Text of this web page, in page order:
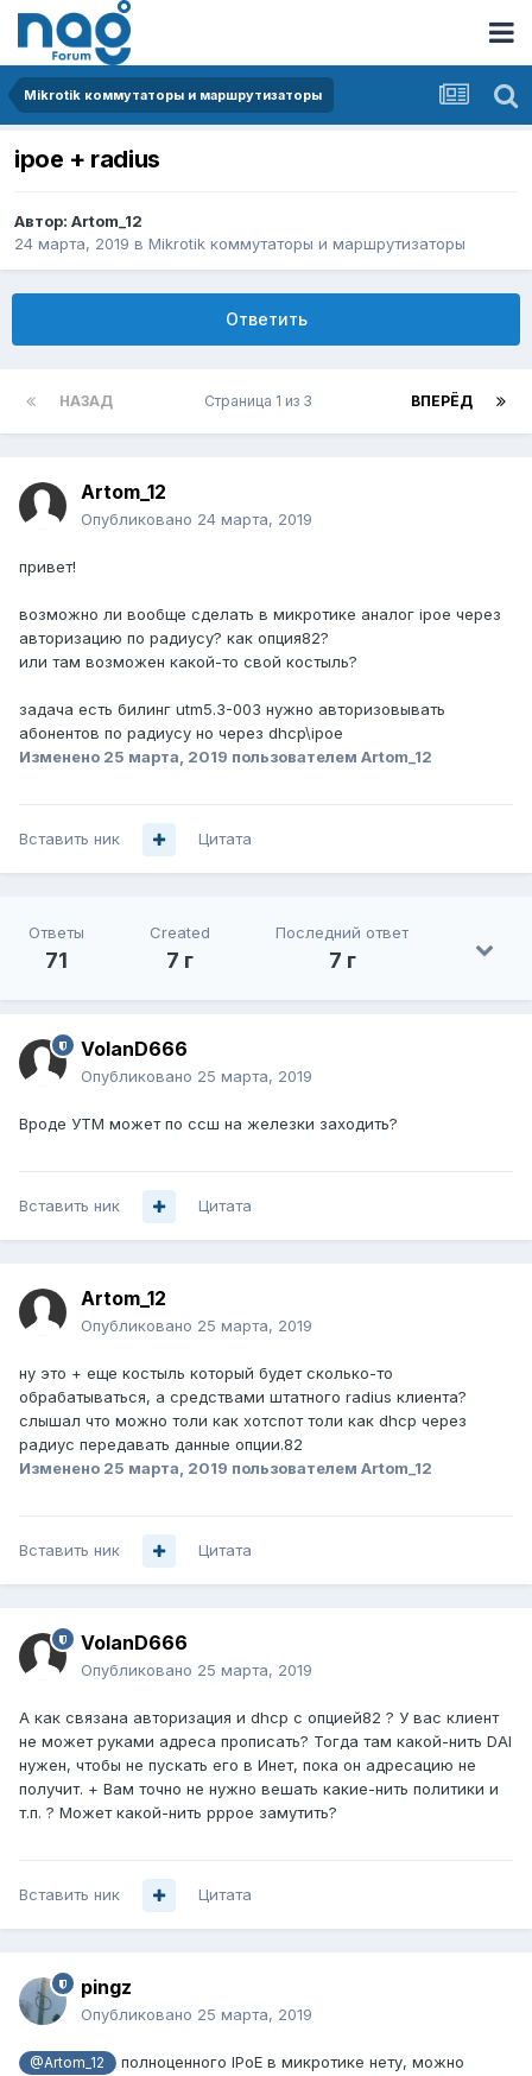
Mikrotik коммутаторы и маршрутизаторы
ipoe + radius
Автор: Artom_12
24 марта, 2019 в Mikrotik коммутаторы и маршрутизаторы
Ответить
НАЗАД ВПЕРЁД
Страница 1 из 3
Artom_12
Опубликовано 24 марта, 2019
привет!
возможно ли вообще сделать в микротике аналог ipoe через
авторизацию по радиусу? как опция82?
или там возможен какой-то свой костыль?
задача есть билинг utm5.3-003 нужно авторизовывать
абонентов по радиусу но через dhcp\ipoe
Изменено 25 марта, 2019 пользователем Artom_12
Вставить ник Цитата
Ответы
71
Created
7 г
Последний ответ
7 г
VolanD666
Опубликовано 25 марта, 2019
Вроде УТМ может по ссш на железки заходить?
Вставить ник Цитата
Artom_12
Опубликовано 25 марта, 2019
ну это + еще костыль который будет сколько-то
обрабатываться, а средствами штатного radius клиента?
слышал что можно толи как хотспот толи как dhcp через
радиус передавать данные опции.82
Изменено 25 марта, 2019 пользователем Artom_12
Вставить ник Цитата
VolanD666
Опубликовано 25 марта, 2019
А как связана авторизация и dhcp с опцией82 ? У вас клиент
не может руками адреса прописать? Тогда там какой-нить DAI
нужен, чтобы не пускать его в Инет, пока он адресацию не
получит. + Вам точно не нужно вешать какие-нить политики и
т.п. ? Может какой-нить pppoe замутить?
Вставить ник Цитата
pingz
Опубликовано 25 марта, 2019
@Artom_12
полноценного IPoE в микротике нету, можно